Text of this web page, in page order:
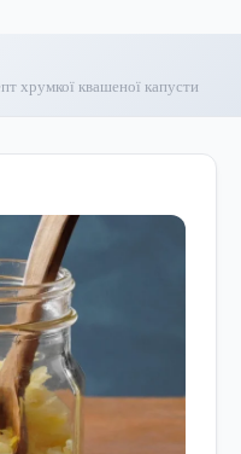
хрумкої квашеної капусти